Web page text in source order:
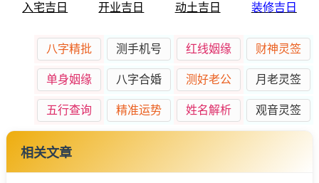
入宅吉日 开业吉日 动土吉日 装修吉日
八字精批 测手机号 红线姻缘 财神灵签
单身姻缘 八字合婚 测好老公 月老灵签
五行查询 精准运势 姓名解析 观音灵签
相关文章